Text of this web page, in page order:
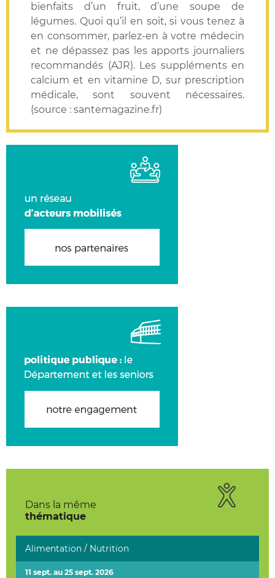
bienfaits d’un fruit, d’une soupe de
légumes. Quoi qu’il en soit, si vous tenez à
en consommer, parlez-en à votre médecin
et ne dépassez pas les apports journaliers
recommandés (AJR). Les suppléments en
calcium et en vitamine D, sur prescription
médicale, sont souvent nécessaires.
(source : santemagazine.fr)
Dans la même
thématique
Alimentation / Nutrition
11 sept. au 25 sept. 2026